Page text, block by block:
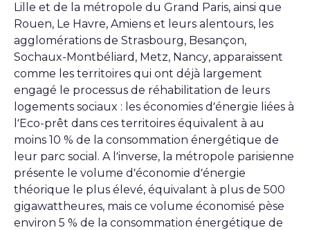
Lille et de la métropole du Grand Paris, ainsi que
Rouen, Le Havre, Amiens et leurs alentours, les
agglomérations de Strasbourg, Besançon,
Sochaux-Montbéliard, Metz, Nancy, apparaissent
comme les territoires qui ont déjà largement
engagé le processus de réhabilitation de leurs
logements sociaux : les économies d’énergie liées à
l’Eco-prêt dans ces territoires équivalent à au
moins 10 % de la consommation énergétique de
leur parc social. A l’inverse, la métropole parisienne
présente le volume d’économie d’énergie
théorique le plus élevé, équivalant à plus de 500
gigawattheures, mais ce volume économisé pèse
environ 5 % de la consommation énergétique de